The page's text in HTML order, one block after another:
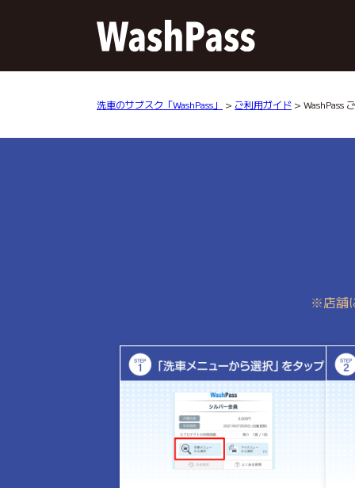
洗車のサブスク「WashPass」 > ご利用ガイド > WashPass
※店舗